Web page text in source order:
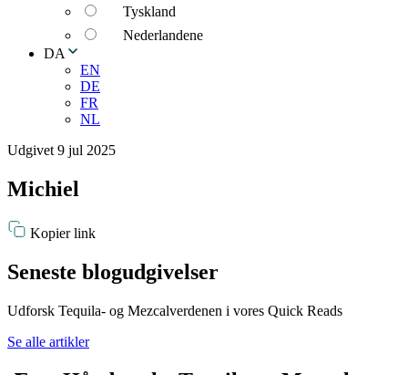
Tyskland
Nederlandene
DA
EN
DE
FR
NL
Udgivet 9 jul 2025
Michiel
Kopier link
Seneste blogudgivelser
Udforsk Tequila- og Mezcalverdenen i vores Quick Reads
Se alle artikler